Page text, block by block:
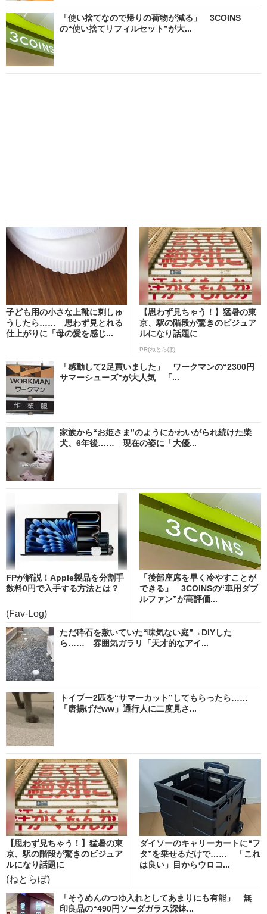
「使い捨てなので帰りの荷物が減る」 3COINS
の“使い捨てリフィルセット”が大...
子ども用の小さな上靴に刺しゅ
うしたら…… 思わず見とれる
仕上がりに「母の愛を感じ...
【思わず見ちゃう！】猛暑の東
京、駅の階段が驚きのビジュア
ルになり話題に
PR(ねとらぼ)
「感動して2足買いました」 ワークマンの“2300円
サマーシューズ”が大人気 「...
家族から“お姫さま”のようにかわいがられ続けた柴
犬、6年後…… 現在の姿に「大優...
FPが解説！Apple製品を分割手
数料0円で入手する方法とは？
(Fav-Log)
「後部座席を早く冷やすことが
できる」 3COINSの“車用ダブ
ルファン”が高評価...
ただ砕石を敷いていた“味気ない庭”→DIYした
ら…… 雰囲気ガラリ「天才的なアイ...
トイプー2匹を“サマーカット”してもらったら……
「唐揚げだww」通行人に二度見さ...
【思わず見ちゃう！】猛暑の東
京、駅の階段が驚きのビジュア
ルになり話題に
(ねとらぼ)
ダイソーのキャリーカートに“フ
タ”を乗せるだけで…… 「これ
は良い」目からウロコ...
「そうめんのつゆ入れとしてあまりにも有能」 無
印良品の“490円ソーダガラス深鉢...